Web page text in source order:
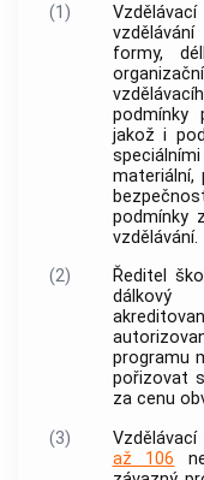
(1)
formy,
podmínky
jakož i
materiální,
podmínky
vzdělávání.
(2)
Ředitel
dálkový
programu
pořizovat
za cenu
(3)
až 106